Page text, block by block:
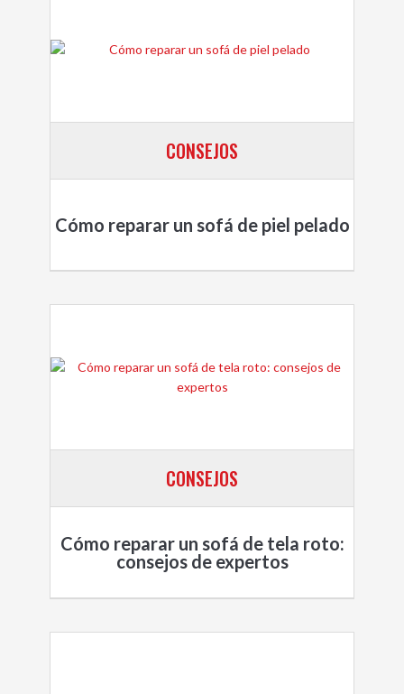
CONSEJOS
Cómo reparar un sofá de piel pelado
CONSEJOS
Cómo reparar un sofá de tela roto:
consejos de expertos